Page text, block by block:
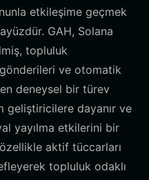
etkileşime geçmek
GAH, Solana
topluluk
ve otomatik
deneysel bir türev
geliştiricilere dayanır ve
yayılma etkilerini bir
aktif tüccarları
topluluk odaklı